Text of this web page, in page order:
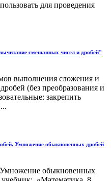
для проведения
смешанных чисел и дробей"
выполнения сложения и
(без преобразования и
закрепить
Умножение обыкновенных дробей
Умножение обыкновенных